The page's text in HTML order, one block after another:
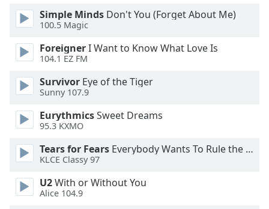
Text
Background
Color
Opacity
Caption
Background
Color
Opacity
Simple Minds Don't You (Forget About Me)
100.5 Magic
ForeignerI Want to Know What Love Is
104.1 EZ FM
Survivor Eye of the Tiger
Sunny 107.9
EurythmicsSweet Dreams
95.3 KXMO
Tears for Fears Everybody Wants To Rule the World
KLCE Classy 97
U2With or Without You
Alice 104.9